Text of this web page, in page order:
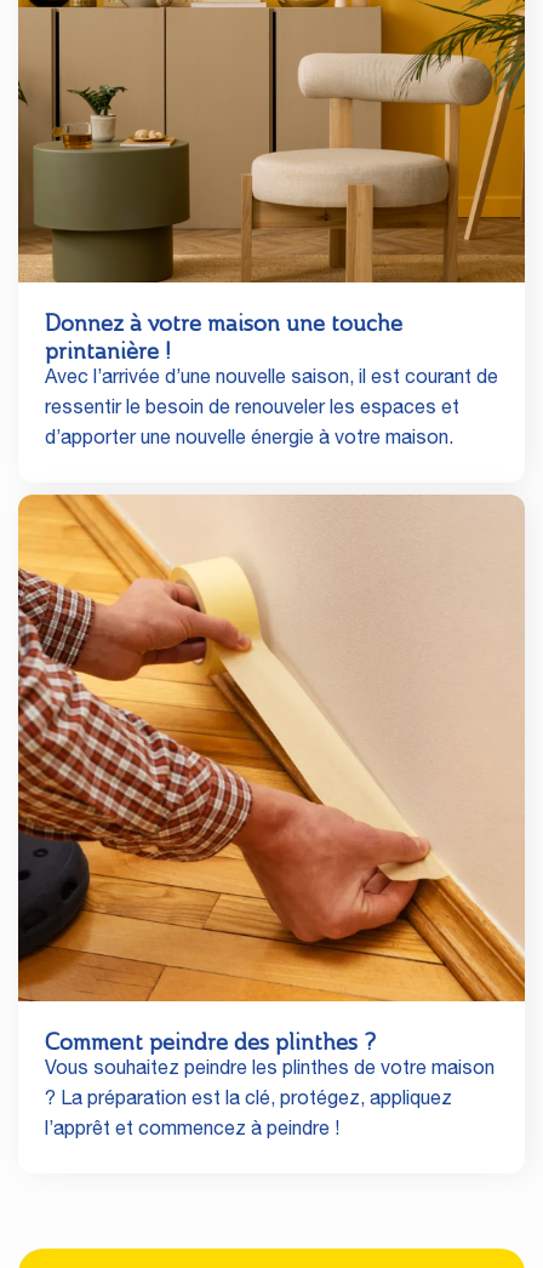
Donnez à votre maison une touche
printanière !
Avec l’arrivée d’une nouvelle saison, il est courant de
ressentir le besoin de renouveler les espaces et
d’apporter une nouvelle énergie à votre maison.
Comment peindre des plinthes ?
Vous souhaitez peindre les plinthes de votre maison
? La préparation est la clé, protégez, appliquez
l’apprêt et commencez à peindre !